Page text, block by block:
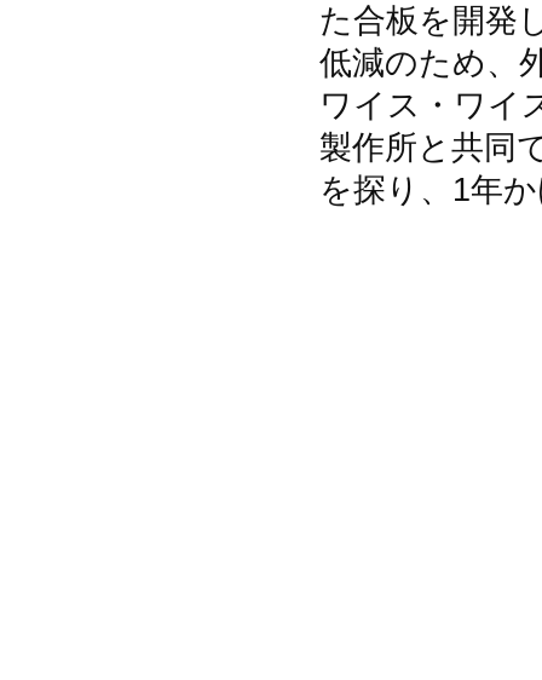
た合板を開発
低減のため、
ワイス・ワイ
製作所と共同
を探り、1年